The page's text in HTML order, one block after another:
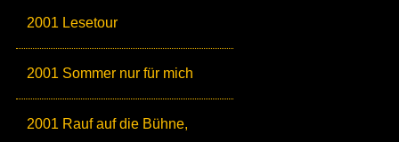
2001 Lesetour
2001 Sommer nur für mich
2001 Rauf auf die Bühne,